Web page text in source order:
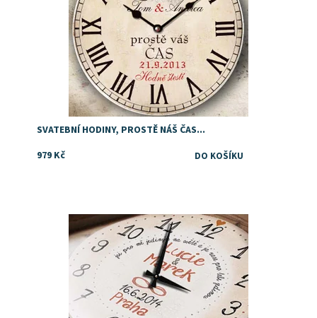
SVATEBNÍ HODINY, PROSTĚ NÁŠ ČAS...
979 Kč